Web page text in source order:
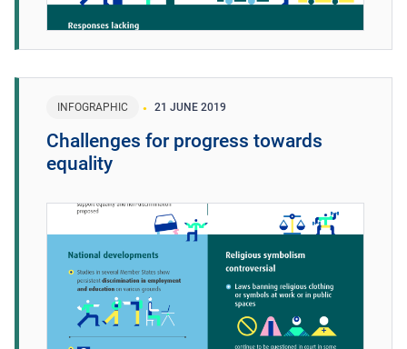
INFOGRAPHIC 21 JUNE 2019
Challenges for progress towards
equality